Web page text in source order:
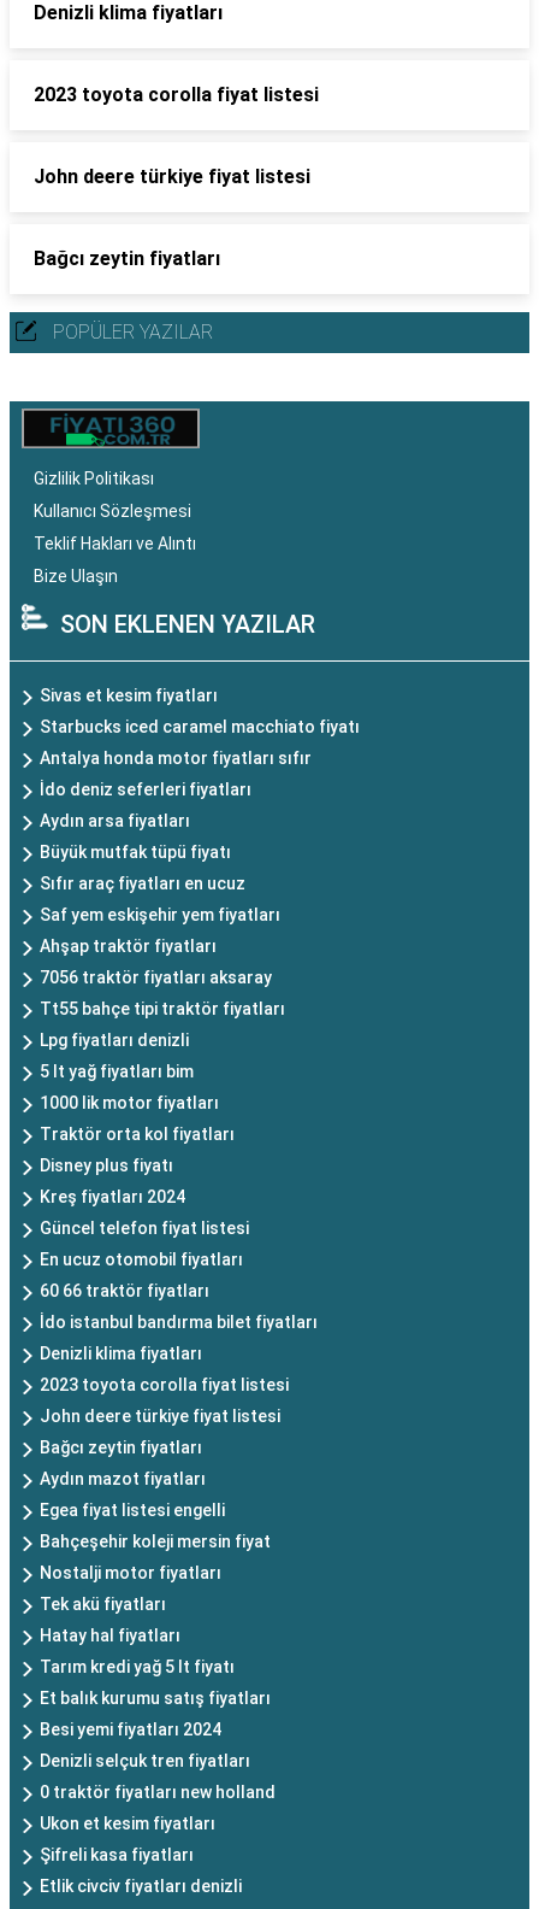
Denizli klima fiyatları
2023 toyota corolla fiyat listesi
John deere türkiye fiyat listesi
Bağcı zeytin fiyatları
POPÜLER YAZILAR
Gizlilik Politikası
Kullanıcı Sözleşmesi
Teklif Hakları ve Alıntı
Bize Ulaşın
SON EKLENEN YAZILAR
Sivas et kesim fiyatları
Starbucks iced caramel macchiato fiyatı
Antalya honda motor fiyatları sıfır
İdo deniz seferleri fiyatları
Aydın arsa fiyatları
Büyük mutfak tüpü fiyatı
Sıfır araç fiyatları en ucuz
Saf yem eskişehir yem fiyatları
Ahşap traktör fiyatları
7056 traktör fiyatları aksaray
Tt55 bahçe tipi traktör fiyatları
Lpg fiyatları denizli
5 lt yağ fiyatları bim
1000 lik motor fiyatları
Traktör orta kol fiyatları
Disney plus fiyatı
Kreş fiyatları 2024
Güncel telefon fiyat listesi
En ucuz otomobil fiyatları
60 66 traktör fiyatları
İdo istanbul bandırma bilet fiyatları
Denizli klima fiyatları
2023 toyota corolla fiyat listesi
John deere türkiye fiyat listesi
Bağcı zeytin fiyatları
Aydın mazot fiyatları
Egea fiyat listesi engelli
Bahçeşehir koleji mersin fiyat
Nostalji motor fiyatları
Tek akü fiyatları
Hatay hal fiyatları
Tarım kredi yağ 5 lt fiyatı
Et balık kurumu satış fiyatları
Besi yemi fiyatları 2024
Denizli selçuk tren fiyatları
0 traktör fiyatları new holland
Ukon et kesim fiyatları
Şifreli kasa fiyatları
Etlik civciv fiyatları denizli